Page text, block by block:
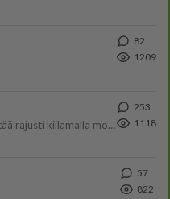
82
1209
Ylellä leviää video jossa poliisi pysäyttää rajusti kiilamalla mopo pojan. Toivottavasti poliisi ottaa tuosta mallia myö
253
1118
57
822